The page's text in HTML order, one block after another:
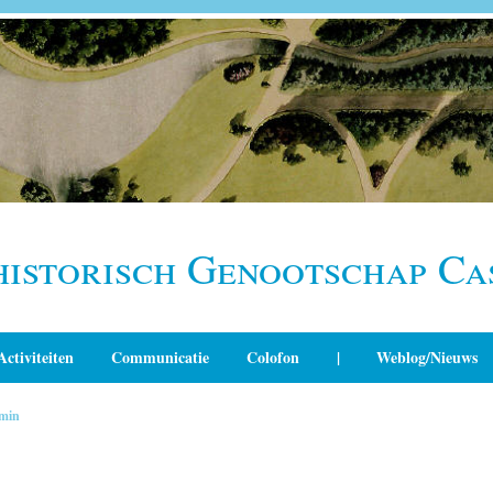
Genootschap
Communicatie Colofon | Weblog/Nieuws